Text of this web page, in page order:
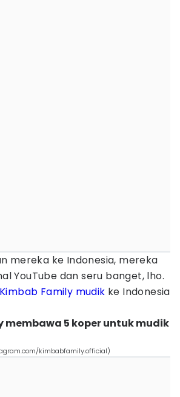
mereka ke Indonesia, mereka
YouTube dan seru banget, lho.
Kimbab Family mudik ke Indonesia
membawa 5 koper untuk mudik
kimbabfamily.official)